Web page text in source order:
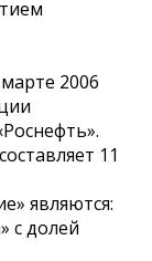
2006
11
являются:
с долей